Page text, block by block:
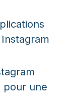
pour une